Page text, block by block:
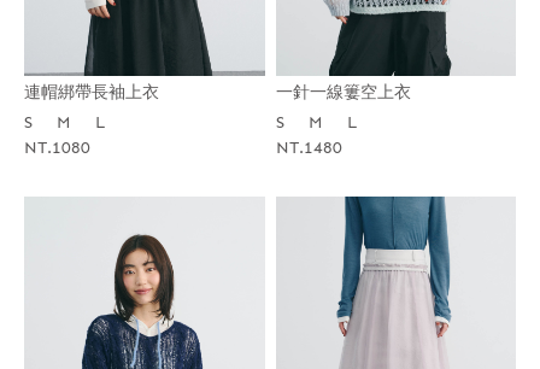
連帽綁帶長袖上衣
S
M
L
NT.1080
一針一線簍空上衣
S
M
L
NT.1480